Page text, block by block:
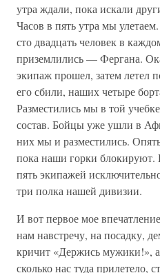
утра ждали, пока искали
Часов в пять утра мы
сто двадцать человек в
приземлились — Фергана.
экипаж прошел, затем летел
его сбили, наших четыре
Разместились мы в той
состав. Бойцы уже ушли в
них мы и разместились.
пока наши горки
пять экипажей
три полка нашей дивизии.
И вот первое мое
нам навстречу, на посадку,
кричит «Держись мужики!»,
сколько нас туда прилетело,